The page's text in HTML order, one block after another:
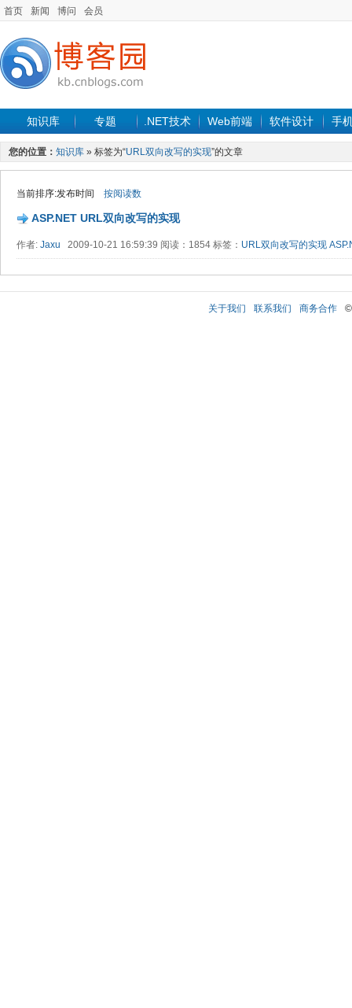
首页 新闻 博问 会员
知识库 专题 .NET技术 Web前端 软件设计 手
您的位置： 知识库 » 标签为“URL双向改写的实现”的文章
当前排序:发布时间 按阅读数
ASP.NET URL双向改写的实现
作者: Jaxu 2009-10-21 16:59:39 阅读：1854 标签： URL双向改写的实现
关于我们 联系我们 商务合作